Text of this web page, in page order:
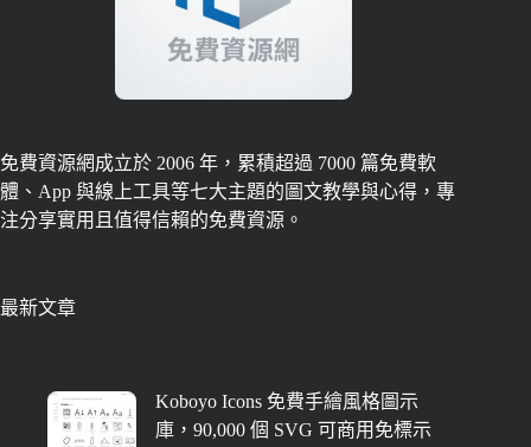
免費資源網成立於 2006 年，累積超過 7000 篇免費軟
體、App 與線上工具等七大主題的圖文教學與心得，專
注分享實用且值得信賴的免費資源。
最新文章
Koboyo Icons 免費手繪風格圖示
庫，90,000 個 SVG 可商用免標示